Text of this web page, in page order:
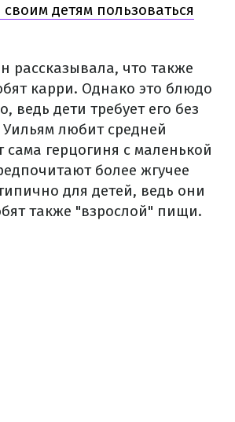
детям пользоваться
рассказывала, что также
карри. Однако это блюдо
ведь дети требует его без
любит средней
сама герцогиня с маленькой
более жгучее
для детей, ведь они
также "взрослой" пищи.